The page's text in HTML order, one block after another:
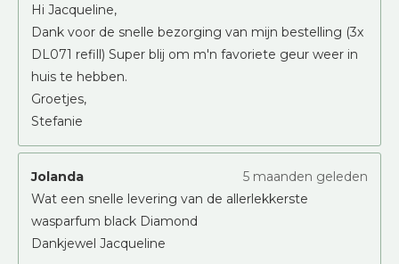
Hi Jacqueline,
Dank voor de snelle bezorging van mijn bestelling (3x
DL071 refill) Super blij om m'n favoriete geur weer in
huis te hebben.
Groetjes,
Stefanie
Jolanda
5 maanden geleden
Wat een snelle levering van de allerlekkerste
wasparfum black Diamond
Dankjewel Jacqueline